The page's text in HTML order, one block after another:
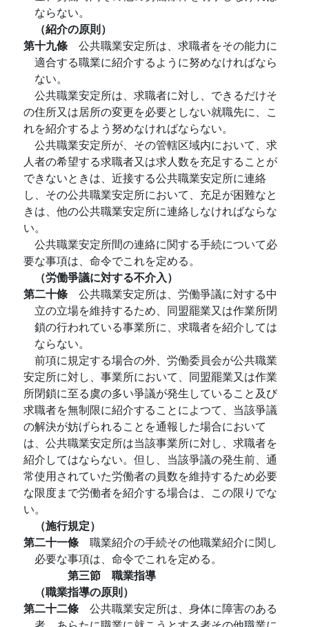
ならない。
（紹介の原則）
第十九條 公共職業安定所は、求職者をその能力に
適合する職業に紹介するように努めなければなら
ない。
公共職業安定所は、求職者に対し、できるだけそ
の住所又は居所の変更を必要としない就職先に、こ
れを紹介するよう努めなければならない。
公共職業安定所が、その管轄区域内において、求
人者の希望する求職者又は求人数を充足することが
できないときは、近接する公共職業安定所に連絡
し、その公共職業安定所において、充足が困難なと
きは、他の公共職業安定所に連絡しなければならな
い。
公共職業安定所間の連絡に関する手続について必
要な事項は、命令でこれを定める。
（労働爭議に対する不介入）
第二十條 公共職業安定所は、労働爭議に対する中
立の立場を維持するため、同盟罷業又は作業所閉
鎖の行われている事業所に、求職者を紹介しては
ならない。
前項に規定する場合の外、労働委員会が公共職業
安定所に対し、事業所において、同盟罷業又は作業
所閉鎖に至る虞の多い爭議が発生していること及び
求職者を無制限に紹介することによつて、当該爭議
の解決が妨げられることを通報した場合において
は、公共職業安定所は当該事業所に対し、求職者を
紹介してはならない。但し、当該爭議の発生前、通
常使用されていた労働者の員数を維持するため必要
な限度まで労働者を紹介する場合は、この限りでな
い。
（施行規定）
第二十一條 職業紹介の手続その他職業紹介に関し
必要な事項は、命令でこれを定める。
第三節 職業指導
（職業指導の原則）
第二十二條 公共職業安定所は、身体に障害のある